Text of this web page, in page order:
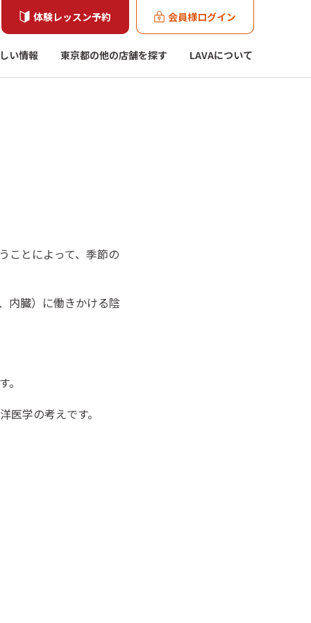
体験レッスン予約 会員様ログイン
い情報 東京都の他の店舗を探す LAVAについて
ことによって、季節の
内臓）に働きかける陰
学の考えです。